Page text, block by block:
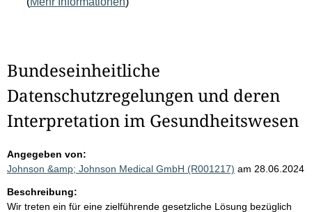
Bundeseinheitliche
Datenschutzregelungen und deren
Interpretation im Gesundheitswesen
Angegeben von:
Johnson &amp; Johnson Medical GmbH (R001217) am 28.06.2024
Beschreibung:
Wir treten ein für eine zielführende gesetzliche Lösung bezüglich